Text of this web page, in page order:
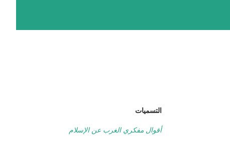
التسميات
أقوال مفكري الغرب عن الإسلام